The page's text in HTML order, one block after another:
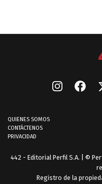
QUIENES SOMOS
CONTÁCTENOS
PRIVACIDAD
442 - Editorial Perfil S.A. | ©
Registro de la